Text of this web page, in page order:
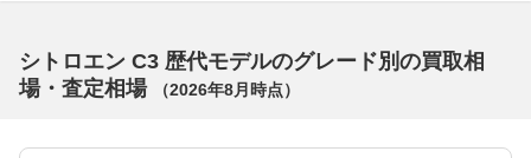
シトロエン C3 歴代モデルのグレード別の買取相
場・査定相場
（2026年8月 時点）